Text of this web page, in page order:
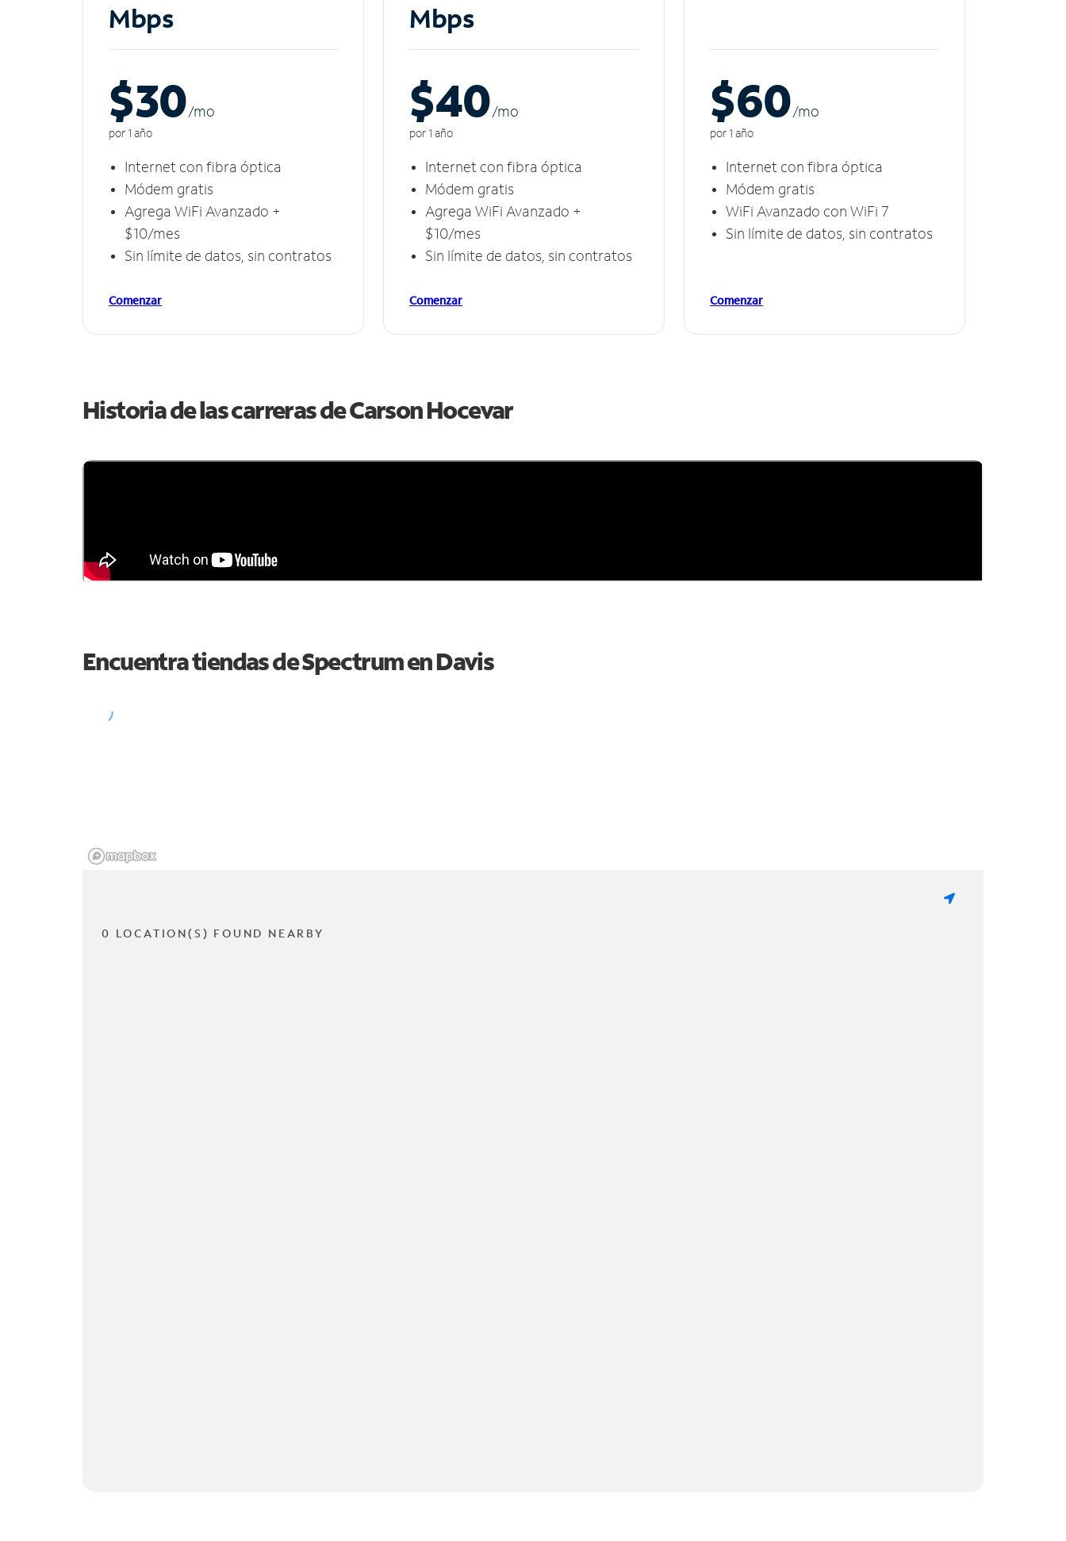
Mbps
$30/mo
por 1 año
Internet con fibra óptica
Módem gratis
Agrega WiFi Avanzado +
$10/mes
Sin límite de datos, sin contratos
Comenzar
Mbps
$40/mo
por 1 año
Internet con fibra óptica
Módem gratis
Agrega WiFi Avanzado +
$10/mes
Sin límite de datos, sin contratos
Comenzar
$60/mo
por 1 año
Internet con fibra óptica
Módem gratis
WiFi Avanzado con WiFi 7
Sin límite de datos, sin contratos
Comenzar
Historia de las carreras de Carson Hocevar
Encuentra tiendas de Spectrum enDavis
0 LOCATION(S) FOUND NEARBY